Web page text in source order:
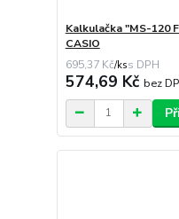
Kalkulačka "MS-120
CASIO
695,37 Kč/ks
574,69 Kč bez